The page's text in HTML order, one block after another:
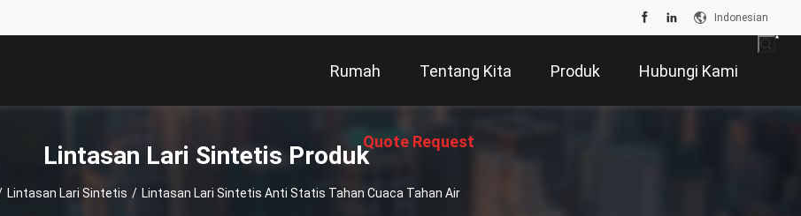
Indonesian
Rumah Tentang Kita Produk Hubungi Kami
Quote Request
Lintasan Lari Sintetis Produk
Lintasan Lari Sintetis / Lintasan Lari Sintetis Anti Statis Tahan Cuaca Tahan Air